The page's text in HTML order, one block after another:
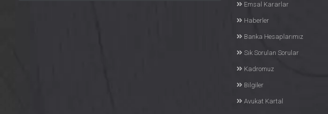
Emsal Kararlar
Haberler
Banka Hesaplarımız
Sık Sorulan Sorular
Kadromuz
Bilgiler
Avukat Kartal